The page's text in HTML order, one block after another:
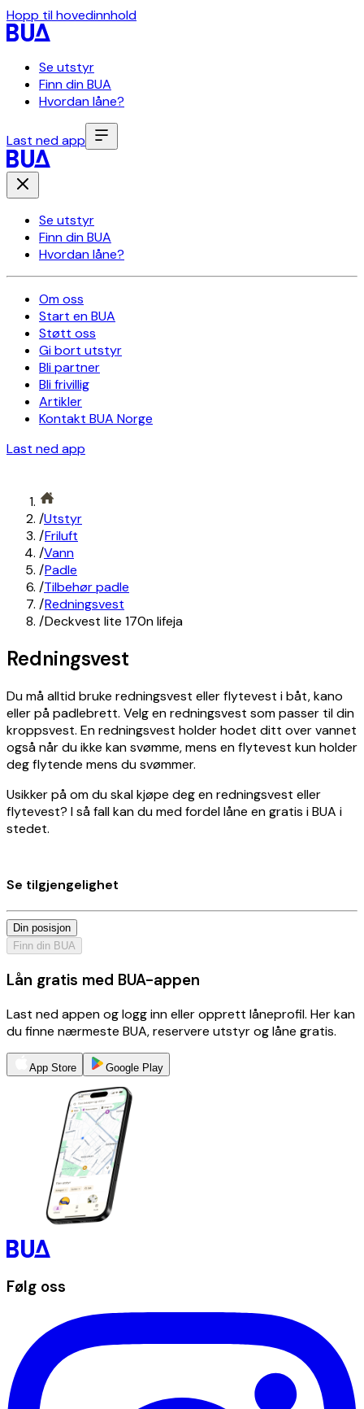
Hopp til hovedinnhold
Se utstyr
Finn din BUA
Hvordan låne?
Last ned app
Se utstyr
Finn din BUA
Hvordan låne?
Om oss
Start en BUA
Støtt oss
Gi bort utstyr
Bli partner
Bli frivillig
Artikler
Kontakt BUA Norge
Last ned app
/Utstyr
/Friluft
/Vann
/Padle
/Tilbehør padle
/Redningsvest
/Deckvest lite 170n lifeja
Redningsvest
Du må alltid bruke redningsvest eller flytevest i båt, kano
eller på padlebrett. Velg en redningsvest som passer til din
kroppsvest. En redningsvest holder hodet ditt over vannet
også når du ikke kan svømme, mens en flytevest kun holder
deg flytende mens du svømmer.
Usikker på om du skal kjøpe deg en redningsvest eller
flytevest? I så fall kan du med fordel låne en gratis i BUA i
stedet.
Se tilgjengelighet
Din posisjon
Finn din BUA
Lån gratis med BUA-appen
Last ned appen og logg inn eller opprett låneprofil. Her kan
du finne nærmeste BUA, reservere utstyr og låne gratis.
App Store Google Play
Følg oss